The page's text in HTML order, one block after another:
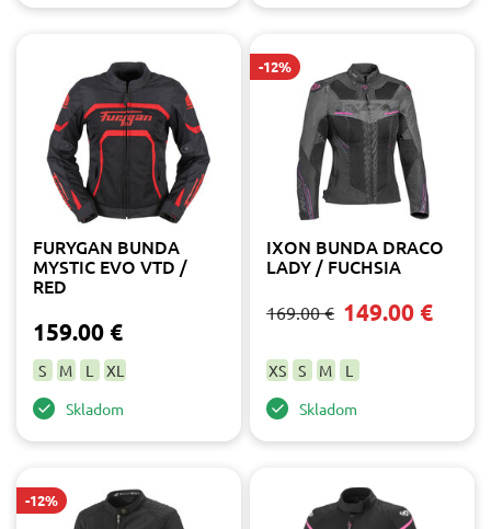
Furygan
IXON
Farba
biela
2
červená
1
čierna
modrá
1
ružová
1
zlatá
FURYGAN BUNDA
MYSTIC EVO VTD /
RED
159.00 €
S M L
XL
Skladom
-12%
IXON BUNDA DRACO
LADY / FUCHSIA
169.00 € 149.00 €
XS S M
L
Skladom
-12%